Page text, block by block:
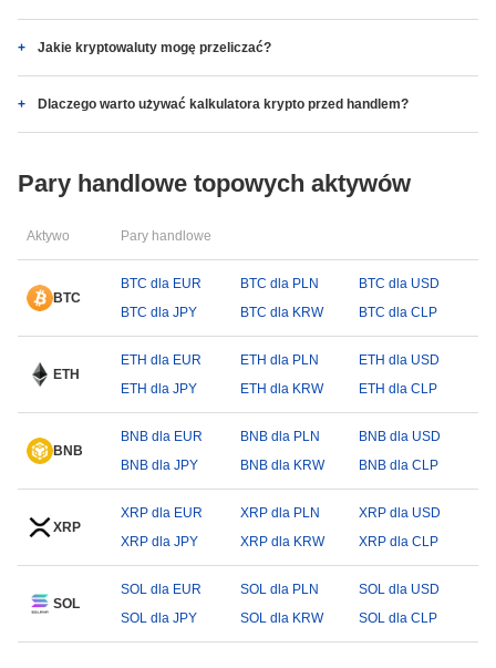
Jakie kryptowaluty mogę przeliczać?
Dlaczego warto używać kalkulatora krypto przed handlem?
Pary handlowe topowych aktywów
Aktywo Pary handlowe
BTC
BTC dla EUR BTC dla PLN
BTC dla USD
BTC dla JPY
BTC dla KRW BTC dla CLP
ETH
ETH dla EUR ETH dla PLN
ETH dla USD
ETH dla JPY
ETH dla KRW ETH dla CLP
BNB
BNB dla EUR BNB dla PLN
BNB dla USD
BNB dla JPY
BNB dla KRW BNB dla CLP
XRP
XRP dla EUR XRP dla PLN
XRP dla USD
XRP dla JPY
XRP dla KRW XRP dla CLP
SOL
SOL dla EUR SOL dla PLN
SOL dla USD
SOL dla JPY
SOL dla KRW SOL dla CLP